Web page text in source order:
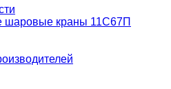
шаровые краны 11С67П